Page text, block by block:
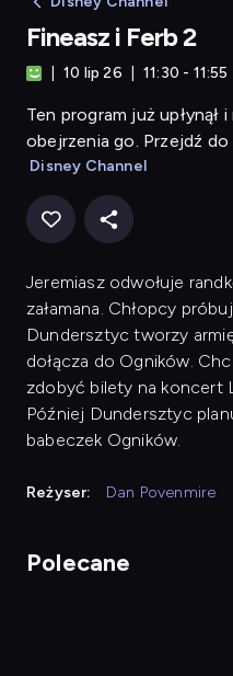
Fineasz i Ferb 2
10 lip 26 11:30 - 11:55
Ten program już upłynął
obejrzenia go. Przejdź do
Disney Channel
Jeremiasz odwołuje
załamana. Chłopcy
Dundersztyc tworzy
dołącza do Ogników.
zdobyć bilety na koncert
Później Dundersztyc
babeczek Ogników.
Reżyser: Dan Povenmire
Polecane